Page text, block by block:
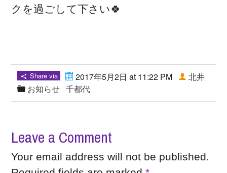
クを過ごして下さい🍀
Share via
2017年5月2日 at 11:22 PM
お知らせ
北井
千都代
Leave a Comment
Your email address will not be published.